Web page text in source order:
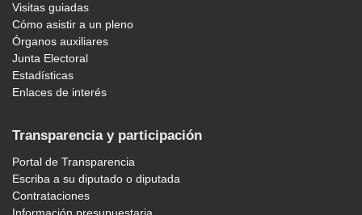
Visitas guiadas
Cómo asistir a un pleno
Órganos auxiliares
Junta Electoral
Estadísticas
Enlaces de interés
Transparencia y participación
Portal de Transparencia
Escriba a su diputado o diputada
Contrataciones